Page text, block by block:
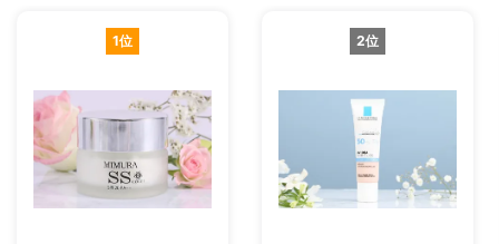
1位 2位